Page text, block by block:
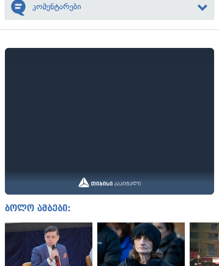
კომენტარები
ბოლო ამბები: